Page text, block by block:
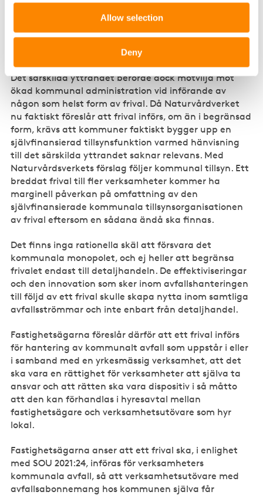
Allow selection
Deny
från kommuner. Som grund för detta hänvisas i
en expert som då representerade SKR/Tyresö
Det särskilda yttrandet berörde dock motvilja mot
ökad kommunal administration vid införande av
någon som helst form av frival. Då Naturvårdverket
nu faktiskt föreslår att frival införs, om än i begränsad
form, krävs att kommuner faktiskt bygger upp en
självfinansierad tillsynsfunktion varmed hänvisning
till det särskilda yttrandet saknar relevans. Med
Naturvårdsverkets förslag följer kommunal tillsyn. Ett
breddat frival till fler verksamheter kommer ha
marginell påverkan på omfattning av den
självfinansierade kommunala tillsynsorganisationen
av frival eftersom en sådana ändå ska finnas.
Det finns inga rationella skäl att försvara det
kommunala monopolet, och ej heller att begränsa
frivalet endast till detaljhandeln. De effektiviseringar
och den innovation som sker inom avfallshanteringen
till följd av ett frival skulle skapa nytta inom samtliga
avfallsströmmar och inte enbart från detaljhandel.
Fastighetsägarna föreslår därför att ett frival införs
för hantering av kommunalt avfall som uppstår i eller
i samband med en yrkesmässig verksamhet, att det
ska vara en rättighet för verksamheter att själva ta
ansvar och att rätten ska vara dispositiv i så måtto
att den kan förhandlas i hyresavtal mellan
fastighetsägare och verksamhetsutövare som hyr
lokal.
Fastighetsägarna anser att ett frival ska, i enlighet
med SOU 2021:24, införas för verksamheters
kommunala avfall, så att verksamhetsutövare med
avfallsabonnemang hos kommunen själva får